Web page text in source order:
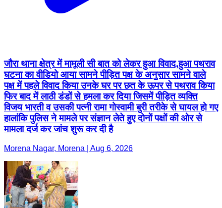
जौरा थाना क्षेत्र में मामूली सी बात को लेकर हुआ विवाद,हुआ पथराव
घटना का वीडियो आया सामने पीड़ित पक्ष के अनुसार सामने वाले
पक्ष में पहले विवाद किया उनके घर पर छत के ऊपर से पथराव किया
फिर बाद में लाठी डंडों से हमला कर दिया जिसमें पीड़ित व्यक्ति
विजय भारती व उसकी पत्नी रामा गोस्वामी बुरी तरीके से घायल हो गए
हालांकि पुलिस ने मामले पर संज्ञान लेते हुए दोनों पक्षों की ओर से
मामला दर्ज कर जांच शुरू कर दी है
Morena Nagar, Morena | Aug 6, 2026